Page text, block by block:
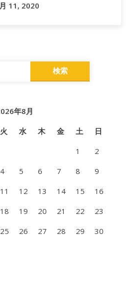
11, 2020
年8月
火 水 木 金 土
日
1
2
4 5 6 7 8
9
11 12 13 14 15
16
18 19 20 21 22
23
25 26 27 28 29
30